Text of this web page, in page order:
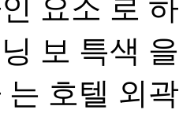
요소 로
보 특색
는 호텔 외